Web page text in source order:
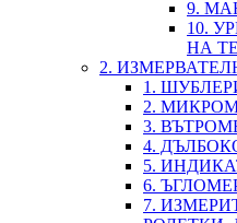
9.
10.
НА
2.
1.
2.
3.
4.
5.
6.
7.